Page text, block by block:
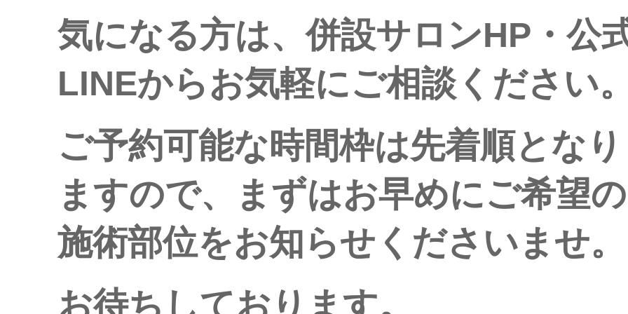
気になる方は、併設サロンHP・公
LINEからお気軽にご相談ください
ご予約可能な時間枠は先着順となり
ますので、まずはお早めにご希望の
施術部位をお知らせくださいませ。
お待ちしております。